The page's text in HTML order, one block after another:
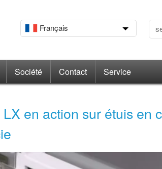
Français
Société Contact Service
en action sur étuis en